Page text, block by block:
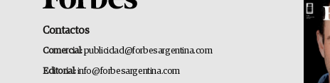
Contactos
Comercial:publicidad@forbesargentina.com
Editorial:info@forbesargentina.com